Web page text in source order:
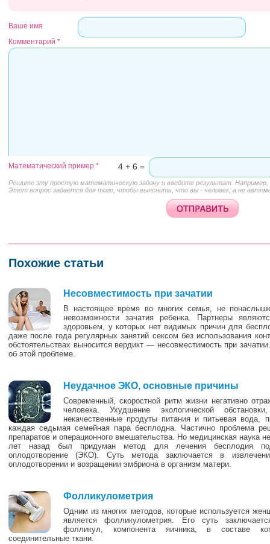
Ваше имя
Комментарий *
Этот вопрос задается для того, чтобы выяснить, что вы - человек, а не
Математический пример * 4 + 6 =
Решите эту простую математическую задачу и введите результат. Например,
Похожие статьи
Несовместимость при зачатии
В настоящее время во многих семья, не
невозможности зачатия ребенка. Партнеры
здоровьем, у которых нет видимых причин для
даже после года регулярных занятий сексом без использования
обстоятельствах выносится вердикт — несовместимость при
об этой проблеме.
Неудачное ЭКО, основные причины
Современный, скоростной ритм жизни негативно
человека. Ухудшение экологической
некачественные продуты питания и питьевая вода,
каждая седьмая семейная пара бесплодна. Частично проблема
препаратов и операционного вмешательства. Но медицинская наука
лет назад был придуман метод для лечения бесплодия под
оплодотворение (ЭКО). Суть метода заключается в
оплодотворении и возращении эмбриона в организм матери.
Фолликулометрия
Одним из многих методов, которые используется
является фолликулометрия. Его суть
фолликул, компонента яичника, в составе
соединительные ткани.